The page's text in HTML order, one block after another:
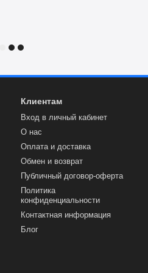
Клиентам
Вход в личный кабинет
О нас
Оплата и доставка
Обмен и возврат
Публичный договор-оферта
Политика
конфиденциальности
Контактная информация
Блог